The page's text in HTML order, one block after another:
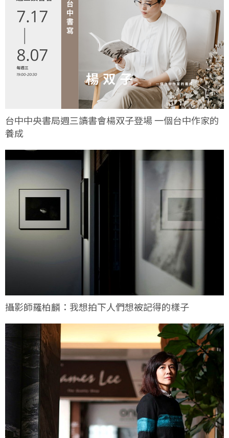
台中中央書局週三讀書會楊双子登場 一個台中作家的
養成
攝影師羅柏麟：我想拍下人們想被記得的樣子